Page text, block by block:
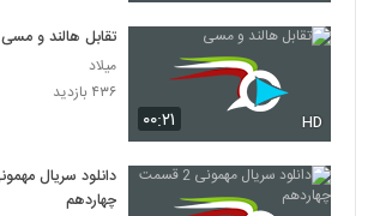
۰۰:۲۱ HD
تقابل هالند و مسی
میلاد
۴۳۶ بازدید
چهاردهم